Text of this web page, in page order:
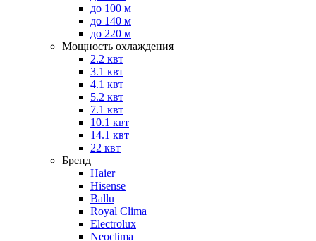
до 100 м
до 140 м
до 220 м
Мощность охлаждения
2.2 квт
3.1 квт
4.1 квт
5.2 квт
7.1 квт
10.1 квт
14.1 квт
22 квт
Бренд
Haier
Hisense
Ballu
Royal Clima
Electrolux
Neoclima